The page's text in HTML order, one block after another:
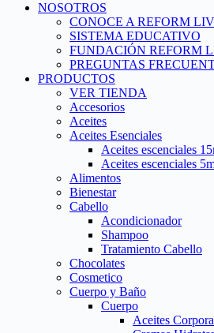
NOSOTROS
CONOCE A REFORM
SISTEMA EDUCATIVO
FUNDACIÓN REFORM
PREGUNTAS
PRODUCTOS
VER TIENDA
Accesorios
Aceites
Aceites Esenciales
Aceites escenciales
Aceites escenciales
Alimentos
Bienestar
Cabello
Acondicionador
Shampoo
Tratamiento Cabello
Chocolates
Cosmetico
Cuerpo y Baño
Cuerpo
Aceites